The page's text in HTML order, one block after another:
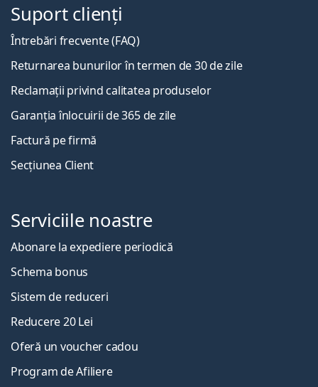
Suport clienți
Întrebări frecvente (FAQ)
Returnarea bunurilor în termen de 30 de zile
Reclamații privind calitatea produselor
Garanția înlocuirii de 365 de zile
Factură pe firmă
Secțiunea Client
Serviciile noastre
Abonare la expediere periodică
Schema bonus
Sistem de reduceri
Reducere 20 Lei
Oferă un voucher cadou
Program de Afiliere